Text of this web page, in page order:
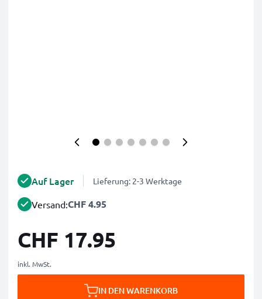
Auf Lager Lieferung: 2-3 Werktage
Versand:CHF 4.95
CHF 17.95
inkl. MwSt.
IN DEN WARENKORB